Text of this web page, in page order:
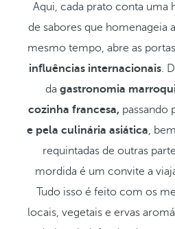
Aqui, cada prato conta uma
de sabores que homenageia a
mesmo tempo, abre as
influências internacionais.
da gastronomia
cozinha francesa, passando
e pela culinária asiática,
requintadas de outras
mordida é um convite a
Tudo isso é feito com os
locais, vegetais e ervas